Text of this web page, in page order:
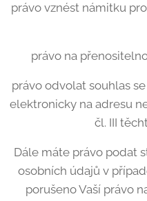
právo vznést námitku
právo na
právo odvolat souhlas
elektronicky na adresu
čl. III
Dále máte právo podat
osobních údajů v
porušeno Vaší právo